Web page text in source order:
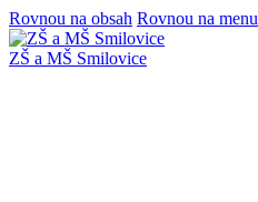
Rovnou na obsah Rovnou na menu
ZŠ a MŠ Smilovice